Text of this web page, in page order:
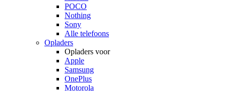
POCO
Nothing
Sony
Alle telefoons
Opladers
Opladers voor
Apple
Samsung
OnePlus
Motorola